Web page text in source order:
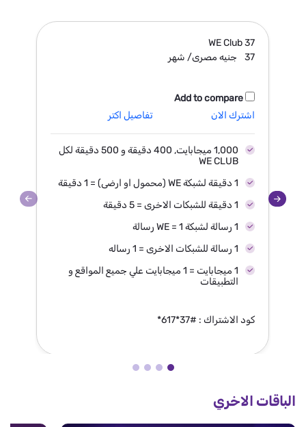
WE Club37
37
جنيه مصرى/ شهر
Add to compare
اشترك الان
تفاصيل اكتر
1,000 ميجابايت, 400 دقيقة و 500 دقيقة لكل
WE CLUB
1 دقيقة لشبكة WE (محمول او ارضى) = 1 دقيقة
1 دقيقة للشبكات الاخرى = 5 دقيقة
1 رسالة لشبكة WE = 1 رسالة
1 رسالة للشبكات الاخرى = 1 رساله
1 ميجابايت = 1 ميجابايت علي جميع المواقع و
التطبيقات
كود الاشتراك : #37*617*
الباقات الاخري